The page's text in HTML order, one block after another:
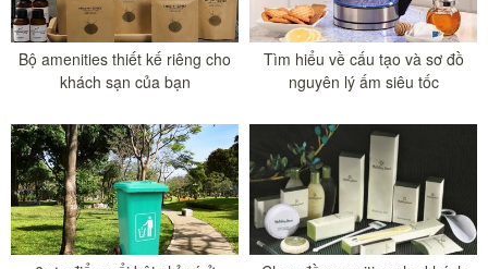
Bộ amenities thiết kế riêng cho
khách sạn của bạn
Tìm hiểu về cấu tạo và sơ đồ
nguyên lý ấm siêu tốc